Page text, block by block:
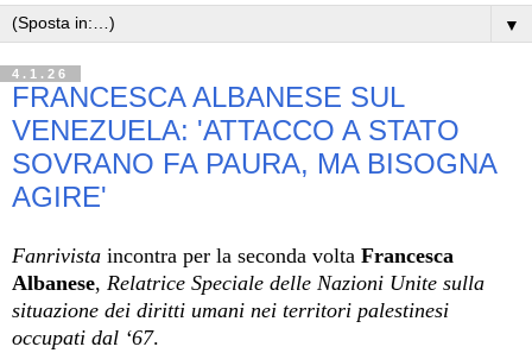
▼
4.1.26
FRANCESCA ALBANESE SUL
VENEZUELA: 'ATTACCO A STATO
SOVRANO FA PAURA, MA BISOGNA
AGIRE'
Fanrivista incontra per la seconda volta Francesca
Albanese, Relatrice Speciale delle Nazioni Unite sulla
situazione dei diritti umani nei territori palestinesi
occupati dal ‘67.